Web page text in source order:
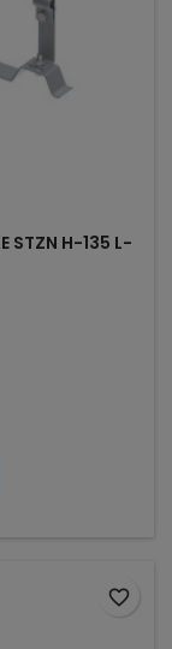
STZN H-135 L-
favorite_border